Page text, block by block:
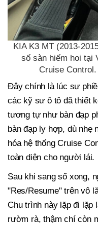
KIA K3 MT (2013-
số sàn hiếm hoi tại
Cruise
Đây chính là lúc sự
các kỹ sư ô tô đã thiết
tương tự như bàn đạp
bàn đạp ly hợp, dù nhẹ
hóa hệ thống Cruise
toàn diện cho người lái.
Sau khi sang số xong,
"Res/Resume" trên vô
Chu trình này lặp đi lặp
rườm rà, thậm chí còn